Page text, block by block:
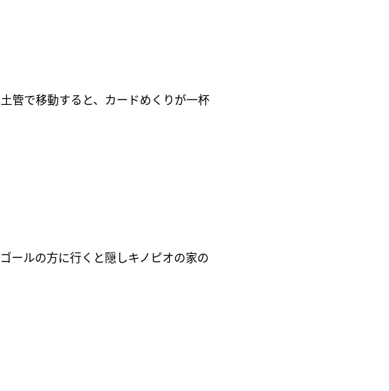
管で移動すると、カードめくりが一杯
ールの方に行くと隠しキノピオの家の